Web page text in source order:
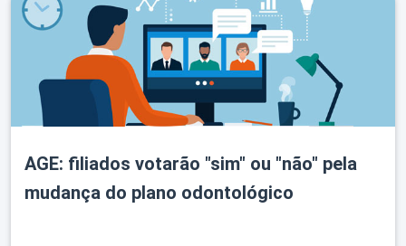
Perguntas
Frequentes
AGE: filiados votarão "sim" ou "não" pela
mudança do plano odontológico